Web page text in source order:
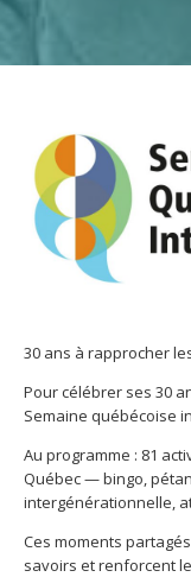
30 ans à rapprocher
Pour célébrer ses 30
Semaine québécoise
Au programme : 81
Québec — bingo,
intergénérationnelle,
Ces moments
savoirs et renforcent